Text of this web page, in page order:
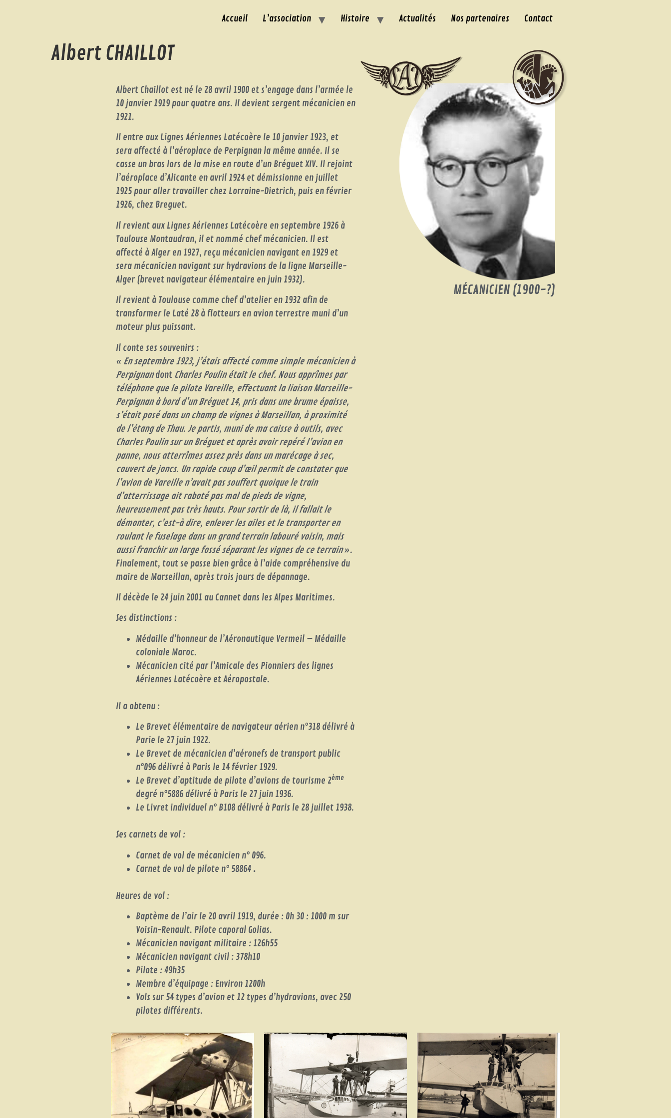
Accueil L’association Histoire Actualités Nos partenaires Contact
Albert CHAILLOT
Albert Chaillot est né le 28 avril 1900 et s’engage dans l’armée le
10 janvier 1919 pour quatre ans. Il devient sergent mécanicien en
1921.
Il entre aux Lignes Aériennes Latécoère le 10 janvier 1923, et
sera affecté à l’aéroplace de Perpignan la même année. Il se
casse un bras lors de la mise en route d’un Bréguet XIV. Il rejoint
l’aéroplace d’Alicante en avril 1924 et démissionne en juillet
1925 pour aller travailler chez Lorraine-Dietrich, puis en février
1926, chez Breguet.
Il revient aux Lignes Aériennes Latécoère en septembre 1926 à
Toulouse Montaudran, il et nommé chef mécanicien. Il est
affecté à Alger en 1927, reçu mécanicien navigant en 1929 et
sera mécanicien navigant sur hydravions de la ligne Marseille-
Alger (brevet navigateur élémentaire en juin 1932).
Il revient à Toulouse comme chef d’atelier en 1932 afin de
transformer le Laté 28 à flotteurs en avion terrestre muni d’un
moteur plus puissant.
Il conte ses souvenirs :
« En septembre 1923, j’étais affecté comme simple mécanicien à
Perpignandont Charles Poulin était le chef. Nous apprîmes par
téléphone que le pilote Vareille, effectuant la liaison Marseille-
Perpignan à bord d’un Bréguet 14, pris dans une brume épaisse,
s’était posé dans un champ de vignes à Marseillan, à proximité
de l’étang de Thau. Je partis, muni de ma caisse à outils, avec
Charles Poulin sur un Bréguet et après avoir repéré l’avion en
panne, nous atterrîmes assez près dans un marécage à sec,
couvert de joncs. Un rapide coup d’œil permit de constater que
l’avion de Vareille n’avait pas souffert quoique le train
d’atterrissage ait raboté pas mal de pieds de vigne,
heureusement pas très hauts. Pour sortir de là, il fallait le
démonter, c’est-à dire, enlever les ailes et le transporter en
roulant le fuselage dans un grand terrain labouré voisin, mais
aussi franchir un large fossé séparant les vignes de ce terrain».
Finalement, tout se passe bien grâce à l’aide compréhensive du
maire de Marseillan, après trois jours de dépannage.
Il décède le 24 juin 2001 au Cannet dans les Alpes Maritimes.
Ses distinctions :
Médaille d’honneur de l’Aéronautique Vermeil – Médaille
coloniale Maroc.
Mécanicien cité par l’Amicale des Pionniers des lignes
Aériennes Latécoère et Aéropostale.
Il a obtenu :
Le Brevet élémentaire de navigateur aérien n°318 délivré à
Parie le 27 juin 1922.
Le Brevet de mécanicien d’aéronefs de transport public
n°096 délivré à Paris le 14 février 1929.
Le Brevet d’aptitude de pilote d’avions de tourisme 2ème
degré n°5886 délivré à Paris le 27 juin 1936.
Le Livret individuel n° B108 délivré à Paris le 28 juillet 1938.
Ses carnets de vol :
Carnet de vol de mécanicien n° 096.
Carnet de vol de pilote n° 58864 .
Heures de vol :
Baptème de l’air le 20 avril 1919, durée : 0h 30 : 1000 m sur
Voisin-Renault. Pilote caporal Golias.
Mécanicien navigant militaire : 126h55
Mécanicien navigant civil : 378h10
Pilote : 49h35
Membre d’équipage : Environ 1200h
Vols sur 54 types d’avion et 12 types d’hydravions, avec 250
pilotes différents.
MÉCANICIEN (1900-?)